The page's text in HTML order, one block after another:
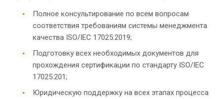
Полное консультирование по всем вопросам
соответствия требованиям системы менеджмента
качества ISO/IEC 17025:2019;
Подготовку всех необходимых документов для
прохождения сертификации по стандарту ISO/IEC
17025:201;
Юридическую поддержку на всех этапах процесса